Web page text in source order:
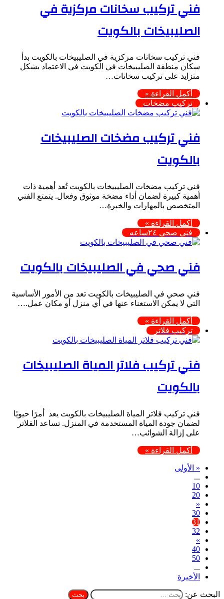
فني تركيب سخانات مركزية في
الصليبيخات بالكويت
فني تركيب سخانات مركزية في الصليبيخات بالكويت بدأ
سكان منطقة الصليبيخات في الكويت في الاعتماد بشكل
متزايد على تركيب سخانات…
أكمل القراءة »
تركيب مضخات
فني تركيب مضخات الصليبيخات
بالكويت
فني تركيب مضخات الصليبيخات بالكويت تُعد أهمية ذات
أهمية كبيرة لضمان أداء مضخة موثوق وفعال. يتمتع الفني
المتخصص بالمهارات والخبرة…
أكمل القراءة »
فني صحي ٢٤ساعه
فني صحي في الصليبيخات بالكويت
فني صحي في الصليبيخات بالكويت تعد من الأمور الأساسية
التي لا يمكن الاستغناء عنها في أي منزل أو مكان عمل.…
أكمل القراءة »
تركيب فلاتر
فني تركيب فلاتر المياة الصليبيخات
بالكويت
فني تركيب فلاتر المياة الصليبيخات بالكويت يعد أمرًا حيويًا
لضمان جودة المياة المستخدمة في المنزل. تساعد الفلاتر
على إزالة الشوائب…
أكمل القراءة »
« الأولى
...
10
20
«
30
31
32
»
40
50
...
الأخيرة
البحث عن: